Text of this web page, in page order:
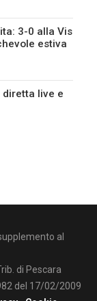
3-0 alla Vis
estiva
diretta live e
al
di Pescara
del 17/02/2009